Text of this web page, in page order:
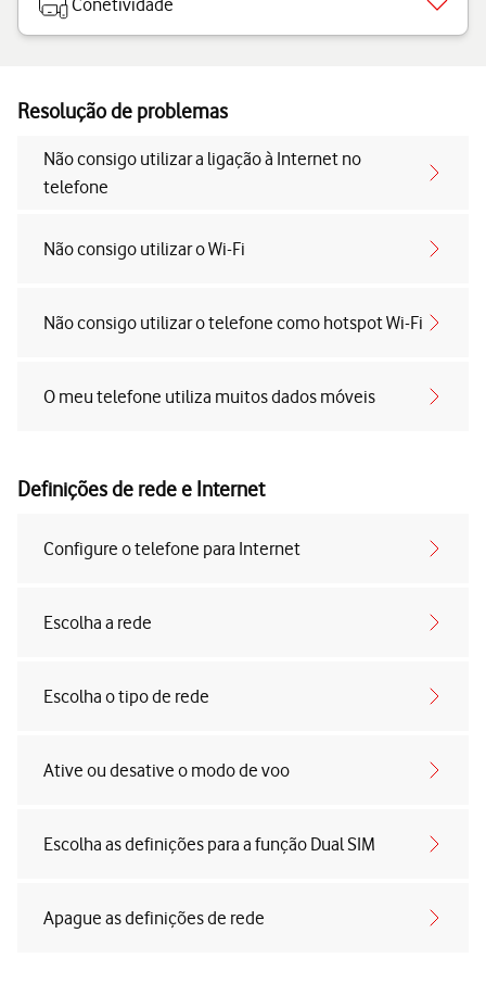
Conetividade
Resolução de problemas
Não consigo utilizar a ligação à Internet no
telefone
Não consigo utilizar o Wi-Fi
Não consigo utilizar o telefone como hotspot Wi-Fi
O meu telefone utiliza muitos dados móveis
Definições de rede e Internet
Configure o telefone para Internet
Escolha a rede
Escolha o tipo de rede
Ative ou desative o modo de voo
Escolha as definições para a função Dual SIM
Apague as definições de rede